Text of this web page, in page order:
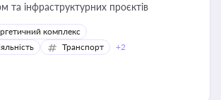
та інфраструктурних проєктів
комплекс
Транспорт +2